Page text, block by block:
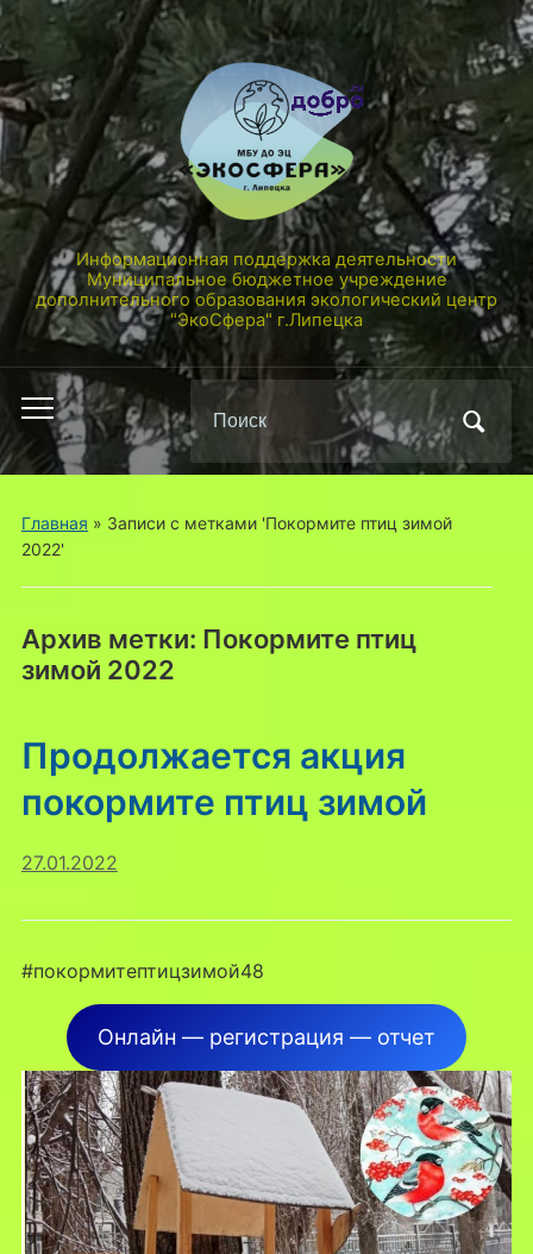
Информационная поддержка деятельности
Муниципальное бюджетное учреждение
дополнительного образования экологический центр
"ЭкоСфера" г.Липецка
Переключить
мобильное
меню
Поиск
по:
Главная » Записи с метками 'Покормите птиц зимой
2022'
Архив метки: Покормите птиц
зимой 2022
Продолжается акция
покормите птиц зимой
27.01.2022
#покормитептицзимой48
Онлайн — регистрация — отчет